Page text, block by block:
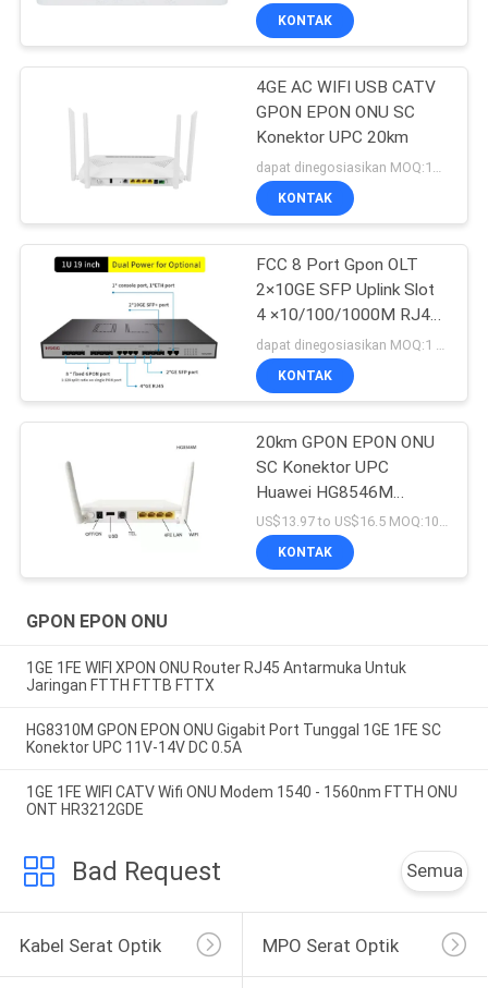
KONTAK
4GE AC WIFI USB CATV
GPON EPON ONU SC
Konektor UPC 20km
KONTAK
FCC 8 Port Gpon OLT
2×10GE SFP Uplink Slot
4 ×10/100/1000M RJ45
Uplink
KONTAK
20km GPON EPON ONU
SC Konektor UPC
Huawei HG8546M
Router
US$13.97 to US$16.5 MOQ:100 pcs
KONTAK
GPON EPON ONU
1GE 1FE WIFI XPON ONU Router RJ45 Antarmuka Untuk
Jaringan FTTH FTTB FTTX
HG8310M GPON EPON ONU Gigabit Port Tunggal 1GE 1FE SC
Konektor UPC 11V-14V DC 0.5A
1GE 1FE WIFI CATV Wifi ONU Modem 1540 - 1560nm FTTH ONU
ONT HR3212GDE
Bad Request Semua
Kabel Serat Optik MPO Serat Optik